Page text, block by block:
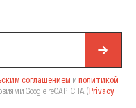
соглашением и политикой
Google reCAPTCHA (Privacy